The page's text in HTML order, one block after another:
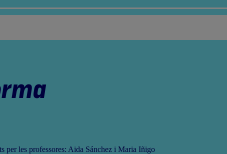
per les professores: Aida Sánchez i Maria Iñigo